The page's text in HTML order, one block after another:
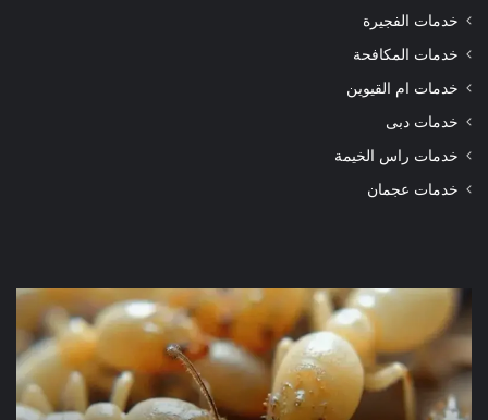
خدمات الفجيرة
خدمات المكافحة
خدمات ام القيوين
خدمات دبى
خدمات راس الخيمة
خدمات عجمان
شركة
مكافحة
الرمة
في
دبي
في